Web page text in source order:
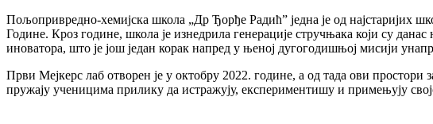
Пољопривредно-хемијска школа „Др Ђорђе Радић” једна је од најстаријих
Године. Кроз године, школа је изнедрила генерације стручњака који су
иноватора, што је још један корак напред у њеној дугогодишњој мисији
Први Мејкерс лаб отворен је у октобру 2022. године, а од тада ови
пружају ученицима прилику да истражују, експериментишу и примењују